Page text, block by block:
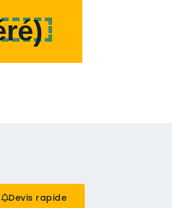
)
Devis rapide